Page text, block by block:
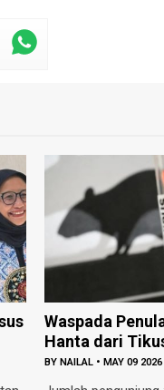
Waspada
Hanta dari Tikus...
NAILAL • MAY 09 2026